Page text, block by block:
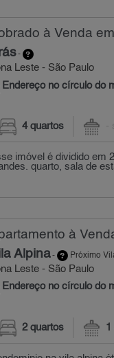
à Venda
-
Leste - São Paulo
Endereço no círculo do
4 quartos -
imóvel é dividido em
quarto, sala de
à
Alpina- Próximo
Leste - São Paulo
Endereço no círculo do
2 quartos 1